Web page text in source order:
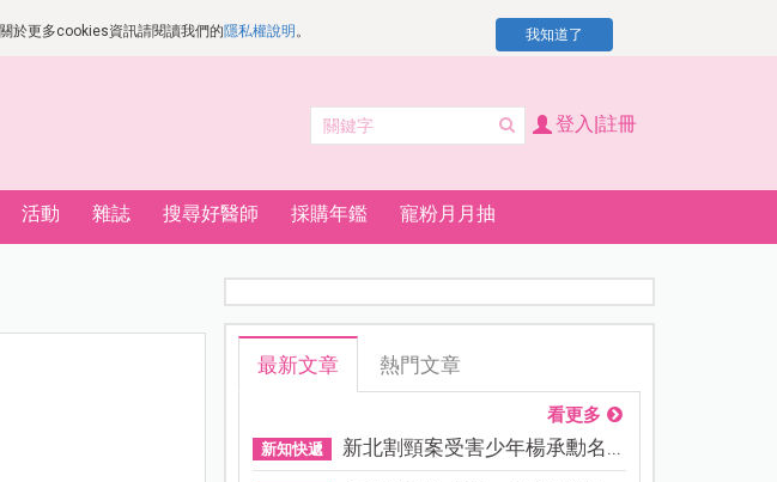
於更多cookies資訊請閱讀我們的隱私權說明 。 我知道了
登入|註冊
活動 雜誌 搜尋好醫師 採購年鑑 寵粉月月抽
最新文章 熱門文章
看更多
新知快遞 新北割頸案受害少年楊承勳名...